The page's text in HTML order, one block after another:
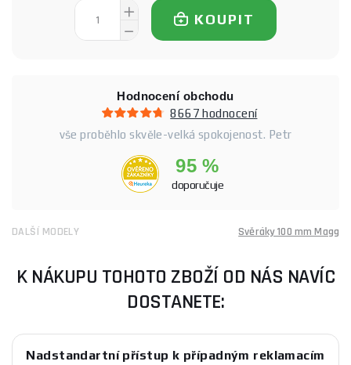
KOUPIT
Hodnocení obchodu
8667 hodnocení
vše proběhlo skvěle-velká spokojenost. Petr
95 %
doporučuje
DALŠÍ MODELY Svěráky 100 mm Magg
K NÁKUPU TOHOTO ZBOŽÍ OD NÁS NAVÍC
DOSTANETE:
Nadstandartní přístup k případným reklamacím